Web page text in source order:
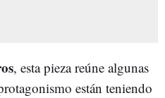
, esta pieza reúne algunas
están teniendo